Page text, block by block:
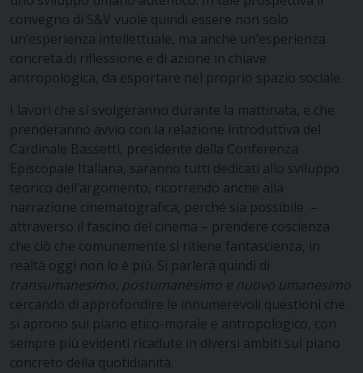
convegno di S&V vuole quindi essere non solo
un’esperienza intellettuale, ma anche un’esperienza
concreta di riflessione e di azione in chiave
antropologica, da esportare nel proprio spazio sociale.
I lavori che si svolgeranno durante la mattinata, e che
prenderanno avvio con la relazione introduttiva del
Cardinale Bassetti, presidente della Conferenza
Episcopale Italiana, saranno tutti dedicati allo sviluppo
teorico dell’argomento, ricorrendo anche alla
narrazione cinematografica, perché sia possibile –
attraverso il fascino del cinema – prendere coscienza
che ciò che comunemente si ritiene fantascienza, in
realtà oggi non lo è più. Si parlerà quindi di
transumanesimo, postumanesimo e nuovo umanesimo
cercando di approfondire le innumerevoli questioni che
si aprono sul piano etico-morale e antropologico, con
sempre più evidenti ricadute in diversi ambiti sul piano
concreto della quotidianità.